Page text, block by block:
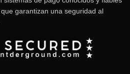
garantizan una seguridad al